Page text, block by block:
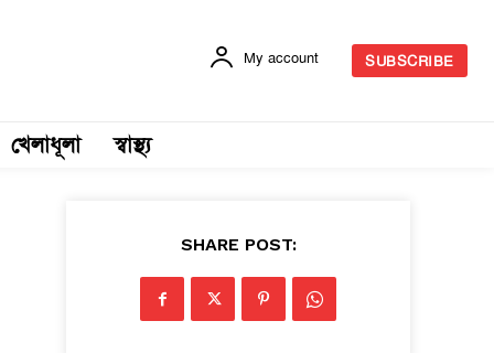
My account SUBSCRIBE
খেলাধূলা স্বাস্থ্য
SHARE POST: